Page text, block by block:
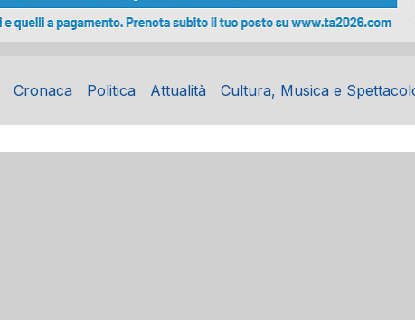
Cronaca Politica Attualità Cultura, Musica e